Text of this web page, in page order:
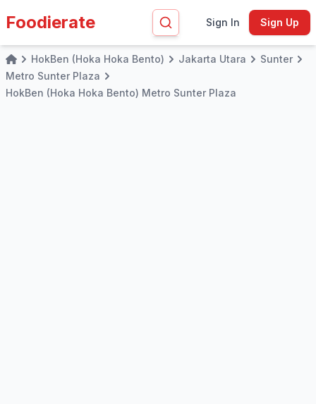
Foodierate Sign In Sign Up
HomeHokBen (Hoka Hoka Bento) Jakarta Utara
Sunter
Metro Sunter Plaza
HokBen (Hoka Hoka Bento) Metro Sunter Plaza